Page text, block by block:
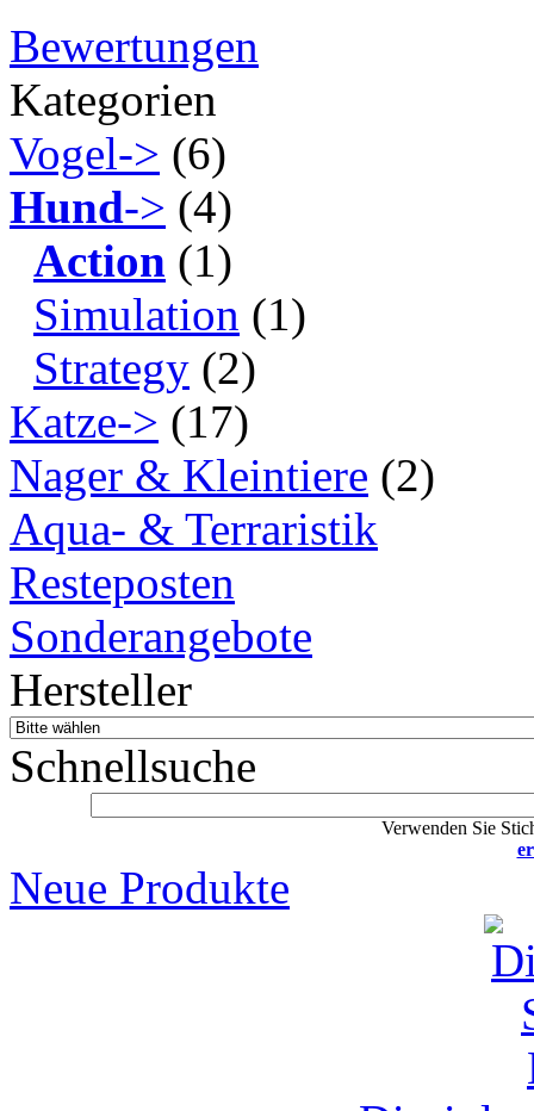
Bewertungen
Kategorien
Vogel-> (6)
Hund-> (4)
Action (1)
Simulation (1)
Strategy (2)
Katze-> (17)
Nager & Kleintiere (2)
Aqua- & Terraristik
Resteposten
Sonderangebote
Hersteller
Schnellsuche
Verwenden Sie
Neue Produkte